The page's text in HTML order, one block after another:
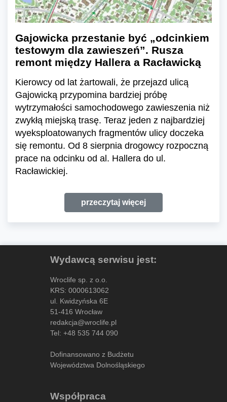
Gajowicka przestanie być „odcinkiem
testowym dla zawieszeń”. Rusza
remont między Hallera a Racławicką
Kierowcy od lat żartowali, że przejazd ulicą
Gajowicką przypomina bardziej próbę
wytrzymałości samochodowego zawieszenia niż
zwykłą miejską trasę. Teraz jeden z najbardziej
wyeksploatowanych fragmentów ulicy doczeka
się remontu. Od 8 sierpnia drogowcy rozpoczną
prace na odcinku od al. Hallera do ul.
Racławickiej.
przeczytaj więcej
Wydawcą serwisu jest:
Wroclife sp. z o.o.
KRS: 0000613062
ul. Kwidzyńska 6E
51-416 Wrocław
redakcja@wroclife.pl
Tel: +48 535 744 090
Dofinansowano z Budżetu
Województwa Dolnośląskiego
Współpraca